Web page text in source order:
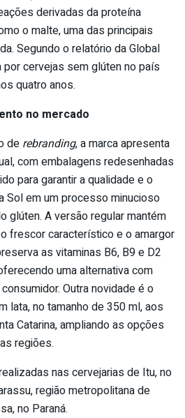
derivadas da proteína
o malte, uma das principais
Segundo o relatório da Global
por cervejas sem glúten no país
quatro anos.
no mercado
de rebranding, a marca apresenta
com embalagens redesenhadas
para garantir a qualidade e o
Sol em um processo minucioso
glúten. A versão regular mantém
frescor característico e o amargor
as vitaminas B6, B9 e D2
uma alternativa com
Outra novidade é o
lata, no tamanho de 350 ml, aos
Catarina, ampliando as opções
regiões.
nas cervejarias de Itu, no
região metropolitana de
no Paraná.